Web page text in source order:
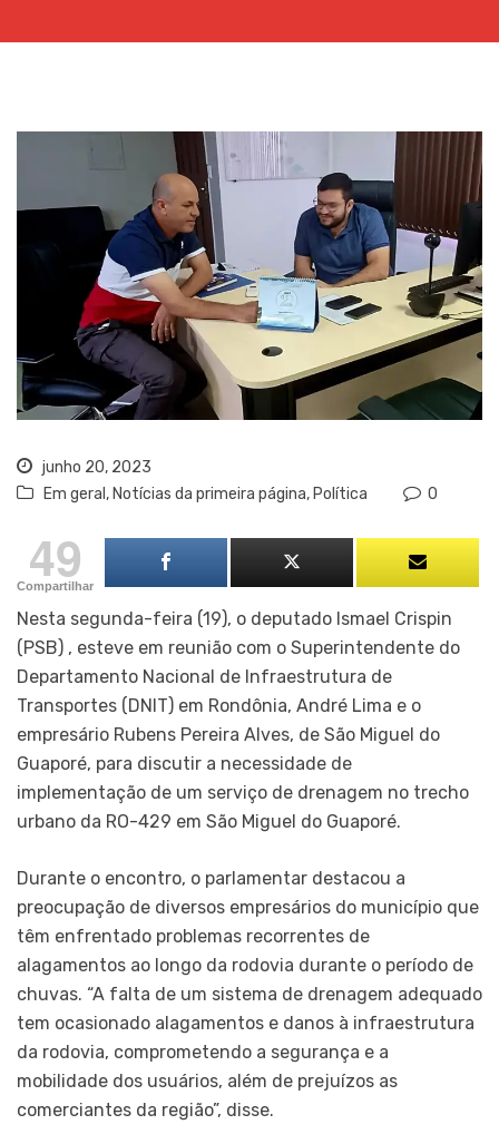
junho 20, 2023
Em geral , Notícias da primeira página, Política 0
49
Compartilhar
Nesta segunda-feira (19), o deputado Ismael Crispin
(PSB) , esteve em reunião com o Superintendente do
Departamento Nacional de Infraestrutura de
Transportes (DNIT) em Rondônia, André Lima e o
empresário Rubens Pereira Alves, de São Miguel do
Guaporé, para discutir a necessidade de
implementação de um serviço de drenagem no trecho
urbano da RO-429 em São Miguel do Guaporé.
Durante o encontro, o parlamentar destacou a
preocupação de diversos empresários do município que
têm enfrentado problemas recorrentes de
alagamentos ao longo da rodovia durante o período de
chuvas. “A falta de um sistema de drenagem adequado
tem ocasionado alagamentos e danos à infraestrutura
da rodovia, comprometendo a segurança e a
mobilidade dos usuários, além de prejuízos as
comerciantes da região”, disse.